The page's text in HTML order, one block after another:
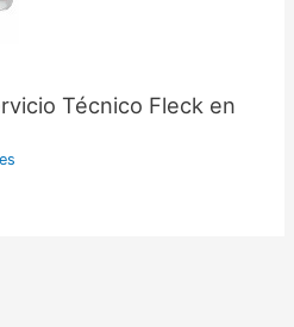
Técnico Fleck en